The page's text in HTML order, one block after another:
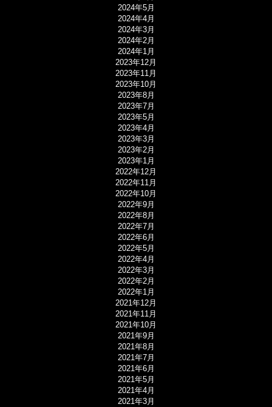
2024年5月
2024年4月
2024年3月
2024年2月
2024年1月
2023年12月
2023年11月
2023年10月
2023年8月
2023年7月
2023年5月
2023年4月
2023年3月
2023年2月
2023年1月
2022年12月
2022年11月
2022年10月
2022年9月
2022年8月
2022年7月
2022年6月
2022年5月
2022年4月
2022年3月
2022年2月
2022年1月
2021年12月
2021年11月
2021年10月
2021年9月
2021年8月
2021年7月
2021年6月
2021年5月
2021年4月
2021年3月